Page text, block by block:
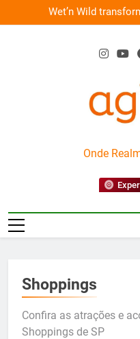
to
mês de
conexão
“Led Zeppelin in
Onde
Shoppings
Confira as atrações e
Shoppings de SP